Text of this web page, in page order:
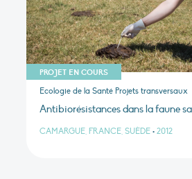
PROJET EN COURS
Ecologie de la Santé Projets transversaux
Antibiorésistances dans la faune
CAMARGUE, FRANCE, SUÈDE • 2012